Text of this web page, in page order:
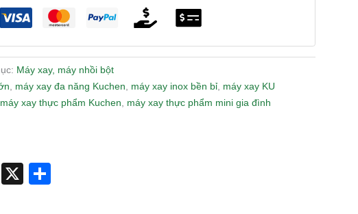
Máy xay, máy nhồi bột
máy xay đa năng Kuchen máy xay inox bền bỉ, máy xay KU
máy xay thực phẩm Kuchen
máy xay thực phẩm mini gia đình
X Share